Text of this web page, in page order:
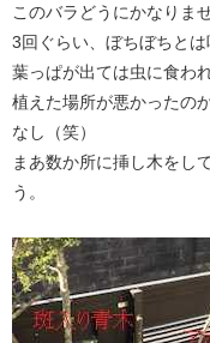
このバラどうにかなりま
3回ぐらい、ぼちぼちと
葉っぱが出ては虫に食わ
植えた場所が悪かったの
なし（笑）
まあ数か所に挿し木をし
う。